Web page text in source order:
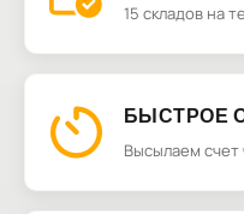
15 складов на
БЫСТРОЕ
Высылаем счет